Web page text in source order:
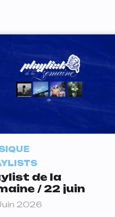
de la
/ 22 juin
2026